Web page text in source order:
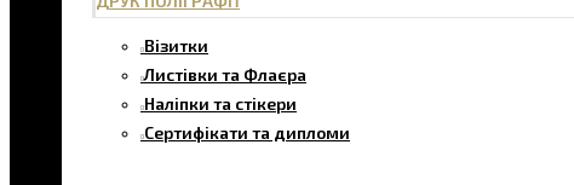
Візитки
Листівки та Флаєра
Наліпки та стікери
Сертифікати та дипломи